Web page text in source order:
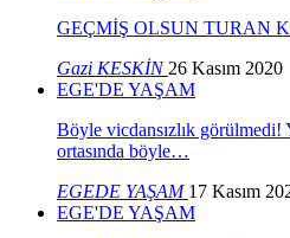
GEÇMİŞ OLSUN TURAN
Gazi KESKİN 26 Kasım 2020
EGE'DE YAŞAM
Böyle vicdansızlık görülmedi!
ortasında böyle…
EGEDE YAŞAM 17 Kasım
EGE'DE YAŞAM